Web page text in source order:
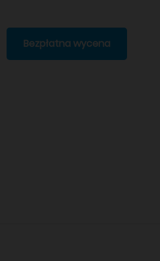
Bezpłatna wycena